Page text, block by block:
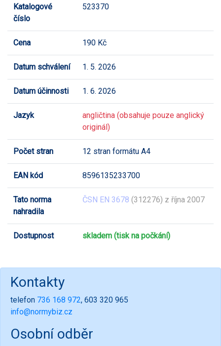
Katalogové
číslo
523370
Cena 190 Kč
Datum schválení 1. 5. 2026
Datum účinnosti 1. 6. 2026
Jazyk
angličtina (obsahuje pouze anglický
originál)
Počet stran 12 stran formátu A4
EAN kód 8596135233700
Tato norma
nahradila
ČSN EN 3678 (312276) z října 2007
Dostupnost skladem (tisk na počkání)
Kontakty
telefon 736 168 972, 603 320 965
info@normybiz.cz
Osobní odběr